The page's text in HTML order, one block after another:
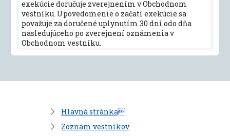
exekúcie doručuje zverejnením v Obchodnom
vestníku. Upovedomenie o začatí exekúcie sa
považuje za doručené uplynutím 30 dní odo dňa
nasledujúceho po zverejnení oznámenia v
Obchodnom vestníku.
Hlavná stránka
Zoznam vestníkov